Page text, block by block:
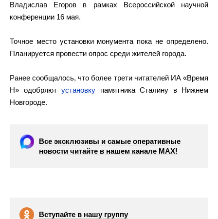
Владислав Егоров в рамках Всероссийской научной
конференции 16 мая.
Точное место установки монумента пока не определено.
Планируется провести опрос среди жителей города.
Ранее сообщалось, что более трети читателей ИА «Время
Н» одобряют установку памятника Сталину в Нижнем
Новгороде.
Все эксклюзивы и самые оперативные
новости читайте в нашем канале МАХ!
Вступайте в нашу группу